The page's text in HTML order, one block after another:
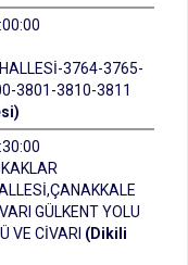
3764-3765-
3801-3810-3811
GÜLKENT YOLU
VE CİVARI (Dikili